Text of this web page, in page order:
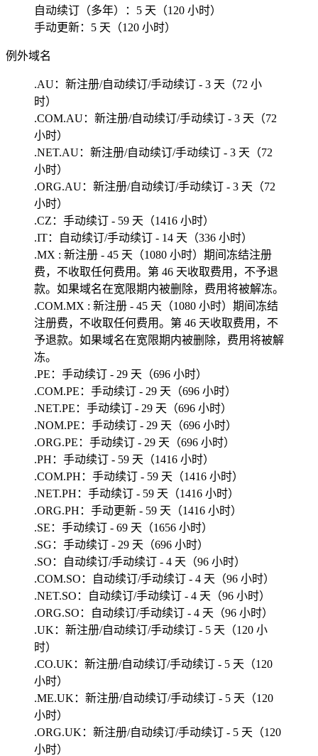
自动续订（多年）：5 天（120 小时）
手动更新：5 天（120 小时）
例外域名
.AU：新注册/自动续订/手动续订 - 3 天（72 小
时）
.COM.AU：新注册/自动续订/手动续订 - 3 天（72
小时）
.NET.AU：新注册/自动续订/手动续订 - 3 天（72
小时）
.ORG.AU：新注册/自动续订/手动续订 - 3 天（72
小时）
.CZ：手动续订 - 59 天（1416 小时）
.IT：自动续订/手动续订 - 14 天（336 小时）
.MX : 新注册 - 45 天（1080 小时）期间冻结注册
费，不收取任何费用。第 46 天收取费用，不予退
款。如果域名在宽限期内被删除，费用将被解冻。
.COM.MX : 新注册 - 45 天（1080 小时）期间冻结
注册费，不收取任何费用。第 46 天收取费用，不
予退款。如果域名在宽限期内被删除，费用将被解
冻。
.PE：手动续订 - 29 天（696 小时）
.COM.PE：手动续订 - 29 天（696 小时）
.NET.PE：手动续订 - 29 天（696 小时）
.NOM.PE：手动续订 - 29 天（696 小时）
.ORG.PE：手动续订 - 29 天（696 小时）
.PH：手动续订 - 59 天（1416 小时）
.COM.PH：手动续订 - 59 天（1416 小时）
.NET.PH：手动续订 - 59 天（1416 小时）
.ORG.PH：手动更新 - 59 天（1416 小时）
.SE：手动续订 - 69 天（1656 小时）
.SG：手动续订 - 29 天（696 小时）
.SO：自动续订/手动续订 - 4 天（96 小时）
.COM.SO：自动续订/手动续订 - 4 天（96 小时）
.NET.SO：自动续订/手动续订 - 4 天（96 小时）
.ORG.SO：自动续订/手动续订 - 4 天（96 小时）
.UK：新注册/自动续订/手动续订 - 5 天（120 小
时）
.CO.UK：新注册/自动续订/手动续订 - 5 天（120
小时）
.ME.UK：新注册/自动续订/手动续订 - 5 天（120
小时）
.ORG.UK：新注册/自动续订/手动续订 - 5 天（120
小时）